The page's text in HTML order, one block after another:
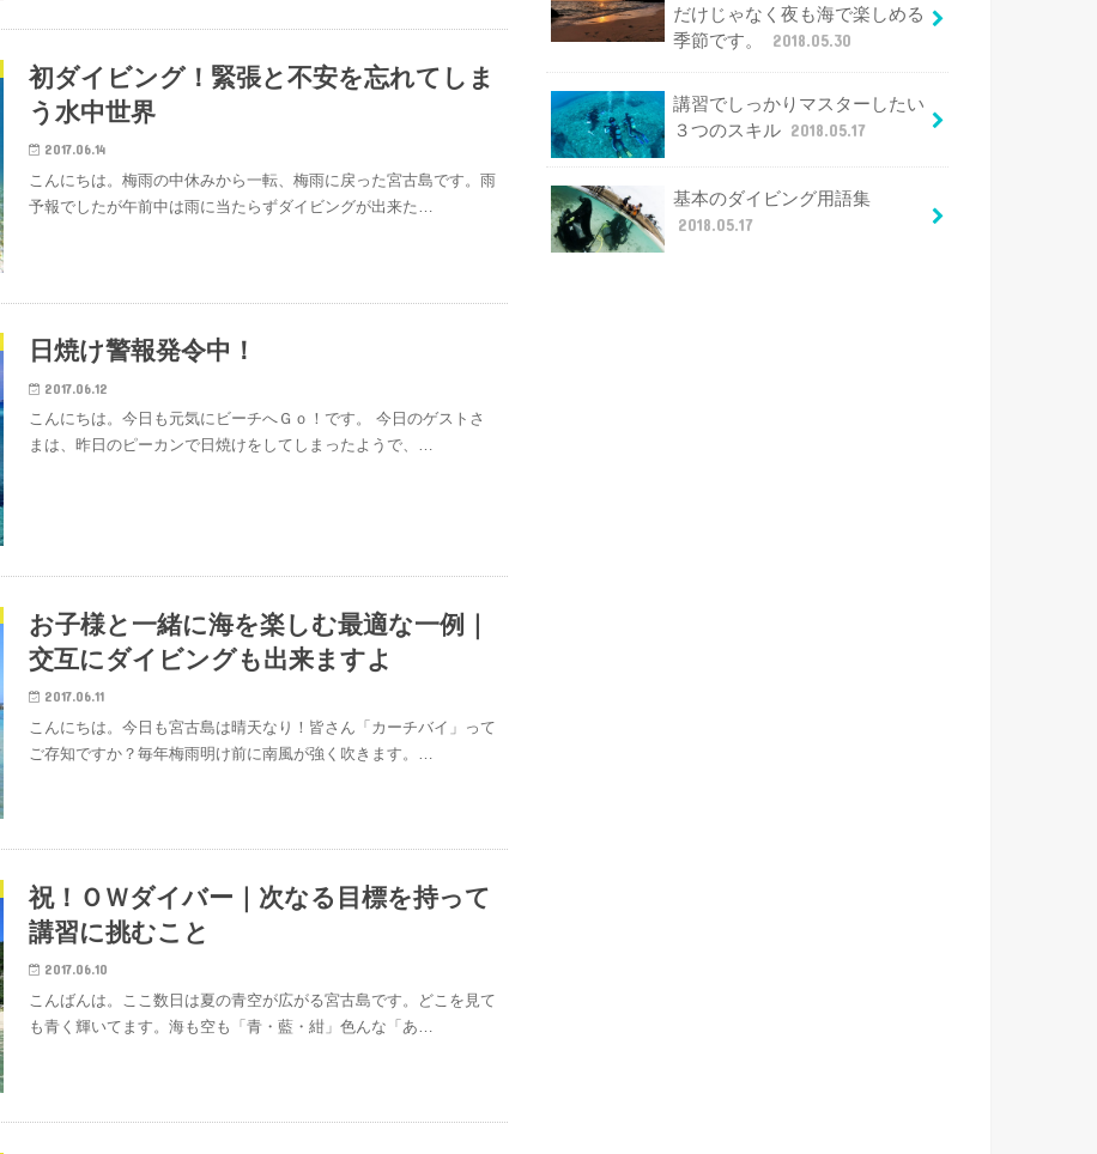
初ダイビング！緊張と不安を忘れてしま
う水中世界
2017.06.14
こんにちは。梅雨の中休みから一転、梅雨に戻った宮古島です。雨
予報でしたが午前中は雨に当たらずダイビングが出来た…
日焼け警報発令中！
2017.06.12
こんにちは。今日も元気にビーチへＧｏ！です。 今日のゲストさ
まは、昨日のピーカンで日焼けをしてしまったようで、…
お子様と一緒に海を楽しむ最適な一例｜
交互にダイビングも出来ますよ
2017.06.11
こんにちは。今日も宮古島は晴天なり！皆さん「カーチバイ」って
ご存知ですか？毎年梅雨明け前に南風が強く吹きます。…
祝！ＯＷダイバー｜次なる目標を持って
講習に挑むこと
2017.06.10
こんばんは。ここ数日は夏の青空が広がる宮古島です。どこを見て
も青く輝いてます。海も空も「青・藍・紺」色んな「あ…
だけじゃなく夜も海で楽しめる
季節です。
2018.05.30
講習でしっかりマスターしたい
３つのスキル 2018.05.17
基本のダイビング用語集
2018.05.17